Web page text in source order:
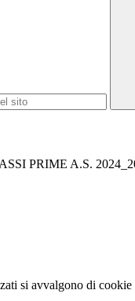
PRIME A.S.
si avvalgono di